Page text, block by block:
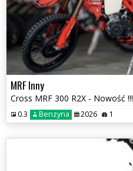
MRF Inny
Cross MRF 300 R2X - Nowość !!!
0.3 Benzyna 2026 1